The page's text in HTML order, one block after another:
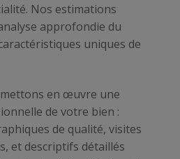
Nos estimations
approfondie du
uniques de
en œuvre une
de votre bien :
de qualité, visites
et descriptifs détaillés